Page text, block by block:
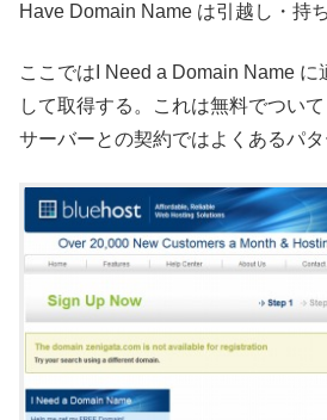
Have Domain Name は引越し・持
ここではI Need a Domain Name に
して取得する。これは無料でつい
サーバーとの契約ではよくあるパタ